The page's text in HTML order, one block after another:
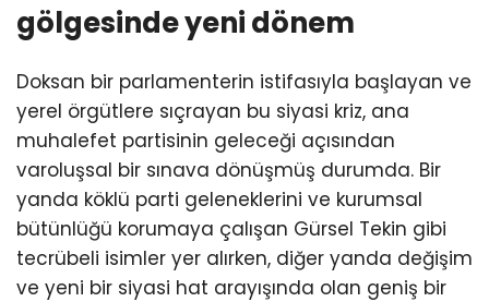
gölgesinde yeni dönem
Doksan bir parlamenterin istifasıyla başlayan ve
yerel örgütlere sıçrayan bu siyasi kriz, ana
muhalefet partisinin geleceği açısından
varoluşsal bir sınava dönüşmüş durumda. Bir
yanda köklü parti geleneklerini ve kurumsal
bütünlüğü korumaya çalışan Gürsel Tekin gibi
tecrübeli isimler yer alırken, diğer yanda değişim
ve yeni bir siyasi hat arayışında olan geniş bir